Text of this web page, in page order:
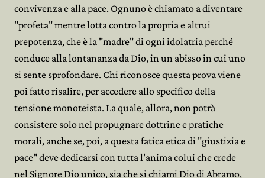
convivenza e alla pace. Ognuno è chiamato a diventare
"profeta" mentre lotta contro la propria e altrui
prepotenza, che è la "madre" di ogni idolatria perché
conduce alla lontananza da Dio, in un abisso in cui uno
si sente sprofondare. Chi riconosce questa prova viene
poi fatto risalire, per accedere allo specifico della
tensione monoteista. La quale, allora, non potrà
consistere solo nel propugnare dottrine e pratiche
morali, anche se, poi, a questa fatica etica di "giustizia e
pace" deve dedicarsi con tutta l'anima colui che crede
nel Signore Dio unico, sia che si chiami Dio di Abramo,